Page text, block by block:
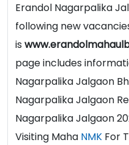
Erandol Nagarpalika
following new
is
page includes
Nagarpalika Jalgaon
Nagarpalika Jalgaon
Nagarpalika Jalgaon
Visiting Maha NMK For